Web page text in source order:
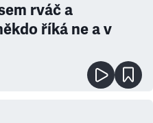
rváč a
říká ne a v